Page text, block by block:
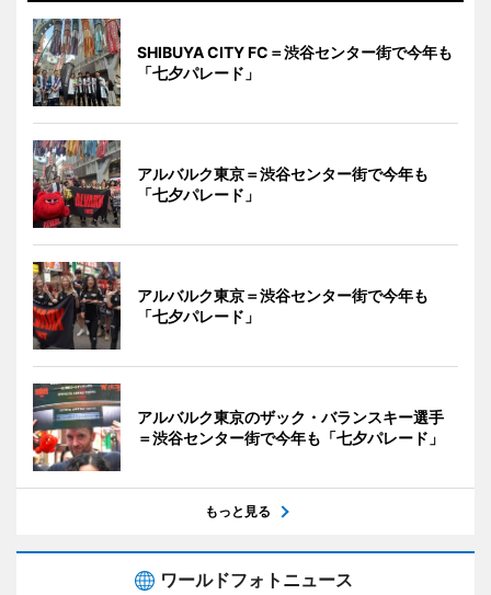
SHIBUYA CITY FC＝渋谷センター街で今年も
「七夕パレード」
アルバルク東京＝渋谷センター街で今年も
「七夕パレード」
アルバルク東京＝渋谷センター街で今年も
「七夕パレード」
アルバルク東京のザック・バランスキー選手
＝渋谷センター街で今年も「七夕パレード」
もっと見る
ワールドフォトニュース